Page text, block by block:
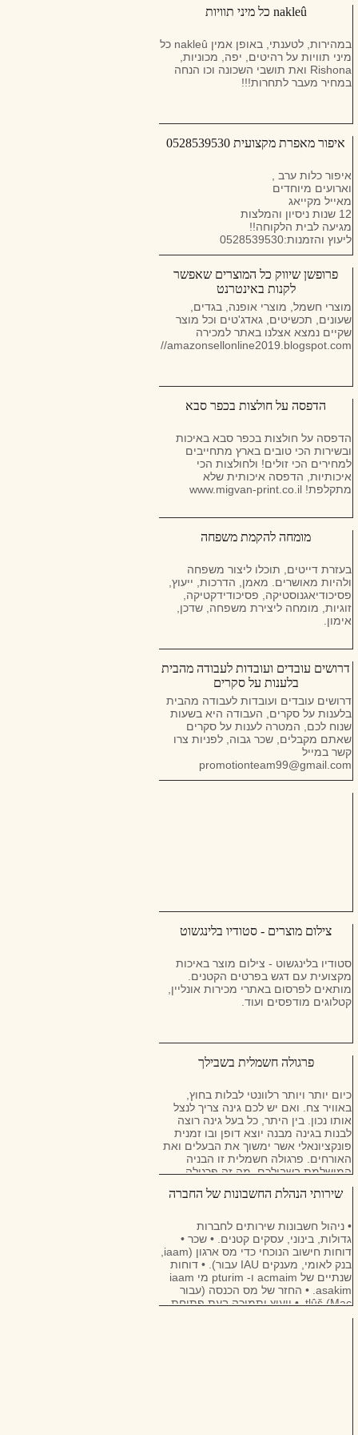
nakleû כל מיני תוויות
במהירות, לטענתי, באופן אמין nakleû כל
מיני תוויות על רהיטים, יפה, מכוניות,
Rishona ואת תושבי השכונה וכו הנחה
במחיר מעבר לתחרות!!!
איפור מאפרת מקצועית 0528539530
איפור כלות ערב ,
וארועים מיוחדים
מאייל מקייאג
12 שנות ניסיון והמלצות
מגיעה לבית הלקוחה!!
ליעוץ והזמנות:0528539530
פרופשן שיווק כל המוצרים שאפשר
לקנות באינטרנט
מוצרי חשמל, מוצרי אופנה, בגדים,
שעונים, תכשיטים, גאדג'טים וכל מוצר
שקיים נמצא אצלנו באתר למכירה
https://amazonsellonline2019.blogspot.com/
הדפסה על חולצות בכפר סבא
הדפסה על חולצות בכפר סבא באיכות
ובשירות הכי טובים בארץ מתחייבים
למחירים הכי זולים! ולחולצות הכי
איכותיות, הדפסה איכותית שלא
מתקלפת! www.migvan-print.co.il
מומחה להקמת משפחה
בעזרת דייטים, תוכלו ליצור משפחה
ולהיות מאושרים. מאמן, הדרכות, ייעוץ,
פסיכודיאגנוסטיקה, פסיכודידקטיקה,
זוגיות, מומחה ליצירת משפחה, שדכן,
אימון.
דרושים עובדים ועובדות לעבודה מהבית
בלענות על סקרים
דרושים עובדים ועובדות לעבודה מהבית
בלענות על סקרים, העבודה היא בשעות
שנוח לכם, המטרה לענות על סקרים
שאתם מקבלים, שכר גבוה, לפניות צרו
קשר במייל
promotionteam99@gmail.com
צילום מוצרים - סטודיו בלינגשוט
סטודיו בלינגשוט - צילום מוצר באיכות
מקצועית עם דגש בפרטים הקטנים.
מותאים לפרסום באתרי מכירות אונליין,
קטלוגים מודפסים ועוד.
פרגולה חשמלית בשבילך
כיום יותר ויותר רלוונטי לבלות בחוץ,
באוויר צח. ואם יש לכם גינה צריך לנצל
אותו נכון. בין היתר, כל בעל גינה רוצה
לבנות בגינה מבנה יוצא דופן ובו זמנית
פונקציונאלי אשר ימשוך את הבעלים ואת
האורחים. פרגולה חשמלית זו הבניה
המושלמת בשבילכם. מה זה פרגולה
שירותי הנהלת החשבונות של החברה
• ניהול חשבונות שירותים לחברות
גדולות, בינוני, עסקים קטנים. • שכר •
בנק לאומי, מענקים IAU עבור). • דוחות
שנתיים של acmaim ו- pturim מי iaam
asakim. • החזר של מס הכנסה (עבור
Mac) tlûš. • ייעוץ ותמיכה בעת פתיחת